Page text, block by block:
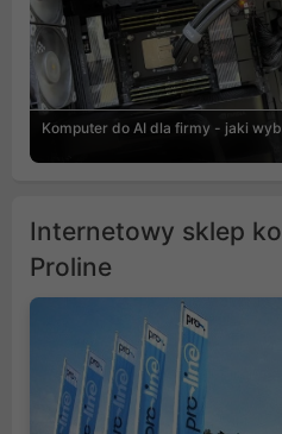
Komputer do AI dla firmy - jaki
Internetowy sklep
Proline